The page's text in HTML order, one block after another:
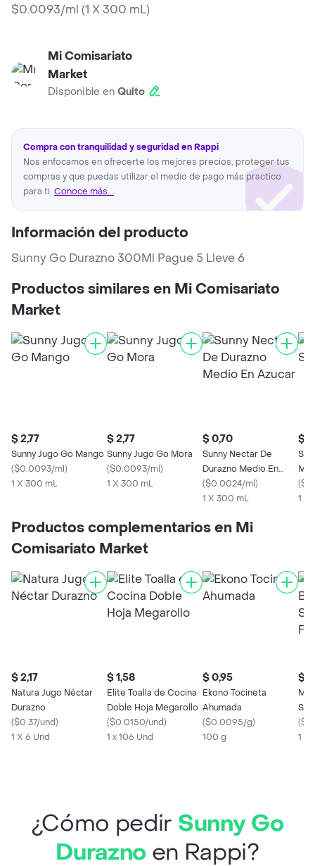
$0.0093/ml (1 X 300 mL)
Mi Comisariato
Market
Disponible en Quito
Compra con tranquilidad y seguridad en Rappi
Nos enfocamos en ofrecerte los mejores precios, proteger tus
compras y que puedas utilizar el medio de pago más practico
para ti. Conoce más...
Información del producto
Sunny Go Durazno 300Ml Pague 5 Lleve 6
Productos similares en Mi Comisariato
Market
$ 2,77
Sunny Jugo Go Mango
($0.0093/ml)
1 X 300 mL
$ 2,77
Sunny Jugo Go Mora
($0.0093/ml)
1 X 300 mL
$ 0,70
Sunny Nectar De
Durazno Medio En
Azucar
($0.0024/ml)
1 X 300 mL
$
(
1 X
Productos complementarios en Mi
Comisariato Market
$ 2,17
Natura Jugo Néctar
Durazno
($0.37/und)
1 X 6 Und
$ 1,58
Elite Toalla de Cocina
Doble Hoja Megarollo
($0.0150/und)
1 x 106 Und
$ 0,95
Ekono Tocineta
Ahumada
($0.0095/g)
100 g
$
(
1 X
¿Cómo pedir Sunny Go
Duraznoen Rappi?